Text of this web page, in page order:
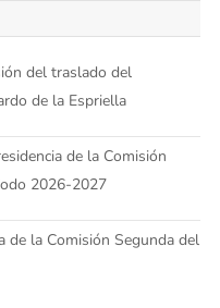
del traslado del
de la Espriella
de la Comisión
2026-2027
de la Comisión Segunda del